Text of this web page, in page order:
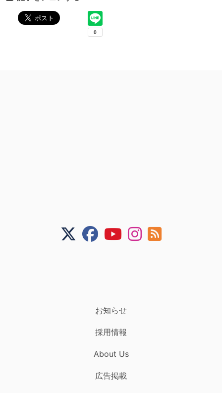
お知らせ
採用情報
About Us
広告掲載